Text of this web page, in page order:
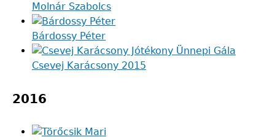
Molnár Szabolcs
Bárdossy Péter
Csevej Karácsony 2015
2016